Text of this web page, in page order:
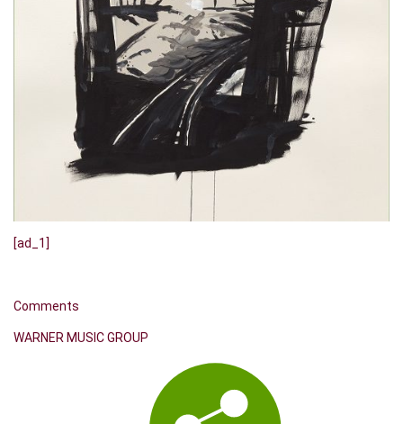
[ad_1]
Comments
WARNER MUSIC GROUP